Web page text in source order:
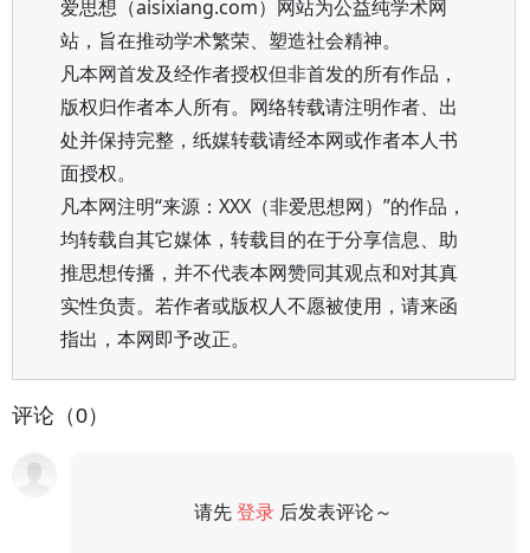
爱思想（aisixiang.com）网站为公益纯学术网
站，旨在推动学术繁荣、塑造社会精神。
凡本网首发及经作者授权但非首发的所有作品，
版权归作者本人所有。网络转载请注明作者、出
处并保持完整，纸媒转载请经本网或作者本人书
面授权。
凡本网注明“来源：XXX（非爱思想网）”的作品，
均转载自其它媒体，转载目的在于分享信息、助
推思想传播，并不代表本网赞同其观点和对其真
实性负责。若作者或版权人不愿被使用，请来函
指出，本网即予改正。
评论（0）
请先登录 后发表评论～